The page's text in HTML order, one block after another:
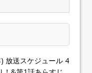
放送スケジュール 4